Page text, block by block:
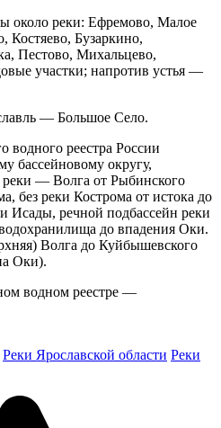
около реки: Ефремово, Малое
Бузаркино,
Пестово, Михальцево,
участки; напротив устья —
— Большое Село.
водного реестра России
бассейновому округу,
реки — Волга от Рыбинского
без реки Кострома от истока до
Исады, речной подбассейн реки
до впадения Оки.
Волга до Куйбышевского
Оки).
водном реестре —
Реки Ярославской области Реки